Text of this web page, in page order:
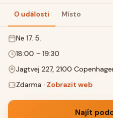
Vytvořit akci
O události Místo
ne 17. 5.
18:00 – 19:30
Jagtvej 227, 2100
Zdarma · Zobrazit web
Najít